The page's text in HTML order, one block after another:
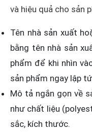
và hiệu quả cho sản
Tên nhà sản xuất
bằng tên nhà sản
phẩm để khi nhìn
sản phẩm ngay lập
Mô tả ngắn gọn về
như chất liệu
sắc, kích thước.